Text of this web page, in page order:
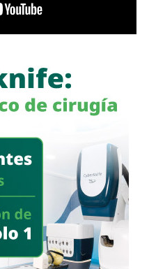
de los que piden la
que, a propósito, no
peatones que intentan
que indique para qué o
cierta, otras en toda la
no es para que se
de Carranza o
señales que indican
50 km/h, algunas casi
pero en los